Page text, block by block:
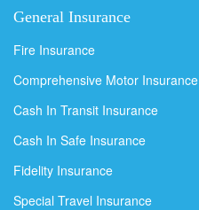
General Insurance
Fire Insurance
Comprehensive Motor Insurance
Cash In Transit Insurance
Cash In Safe Insurance
Fidelity Insurance
Special Travel Insurance